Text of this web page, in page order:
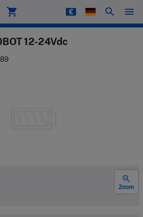
shopping_cart search menu
12-24Vdc
zoom_in
Zoom